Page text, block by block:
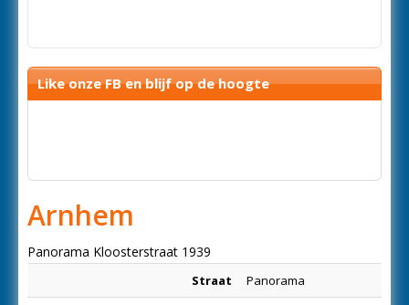
Like onze FB en blijf op de hoogte
Arnhem
Panorama Kloosterstraat 1939
Straat Panorama